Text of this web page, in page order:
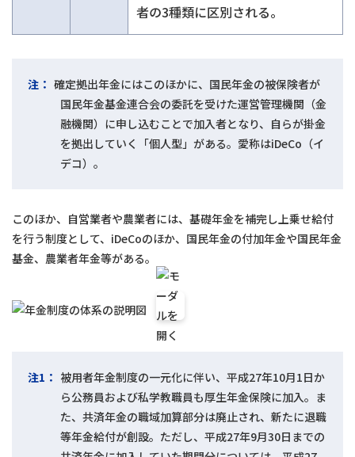
者の3種類に区別される。
注： 確定拠出年金にはこのほかに、国民年金の被保険者が
国民年金基金連合会の委託を受けた運営管理機関（金
融機関）に申し込むことで加入者となり、自らが掛金
を拠出していく「個人型」がある。愛称はiDeCo（イ
デコ）。
このほか、自営業者や農業者には、基礎年金を補完し上乗せ給付
を行う制度として、iDeCoのほか、国民年金の付加年金や国民年金
基金、農業者年金等がある。
注1： 被用者年金制度の一元化に伴い、平成27年10月1日か
ら公務員および私学教職員も厚生年金保険に加入。ま
た、共済年金の職域加算部分は廃止され、新たに退職
等年金給付が創設。ただし、平成27年9月30日までの